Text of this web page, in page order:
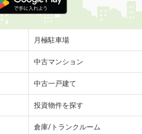
月極駐車場
中古マンション
中古一戸建て
投資物件を探す
倉庫/トランクルーム